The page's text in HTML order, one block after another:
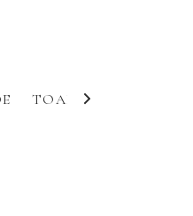
TOALHAS E